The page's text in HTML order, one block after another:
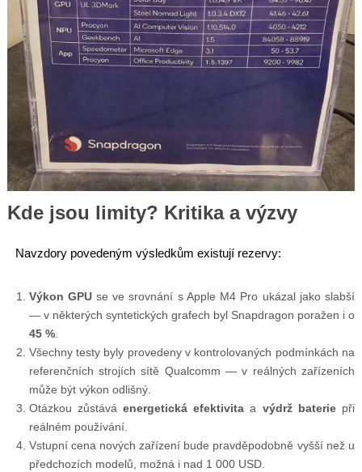
Kde jsou limity? Kritika a výzvy
Navzdory povedeným výsledkům existují rezervy:
Výkon GPUse ve srovnání s Apple M4 Pro ukázal jako slabší
— v některých syntetických grafech byl Snapdragon poražen i o
45 %.
Všechny testy byly provedeny v kontrolovaných podmínkách na
referenčních strojích sítě Qualcomm — v reálných zařízeních
může být výkon odlišný.
Otázkou zůstává energetická efektivita a výdrž bateriepři
reálném používání.
Vstupní cena nových zařízení bude pravděpodobně vyšší než u
předchozích modelů, možná i nad 1 000 USD.